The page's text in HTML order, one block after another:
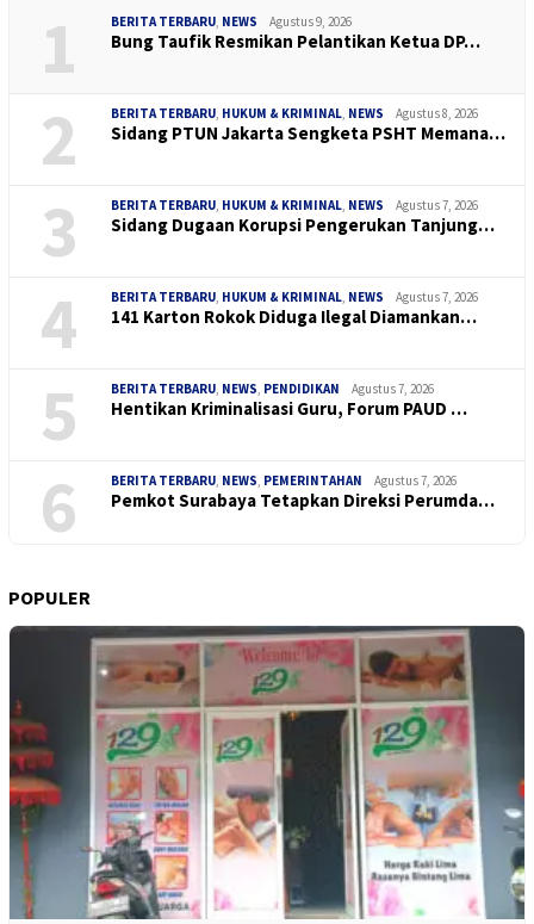
1 BERITA TERBARU NEWS Agustus 9, 2026
Bung Taufik Resmikan Pelantikan Ketua DP…
2 BERITA TERBARU HUKUM & KRIMINAL NEWS Agustus 8, 2026
Sidang PTUN Jakarta Sengketa PSHT Memana…
3 BERITA TERBARU HUKUM & KRIMINAL NEWS Agustus 7, 2026
Sidang Dugaan Korupsi Pengerukan Tanjung…
4 BERITA TERBARU HUKUM & KRIMINAL NEWS Agustus 7, 2026
141 Karton Rokok Diduga Ilegal Diamankan…
5 BERITA TERBARU NEWS PENDIDIKAN Agustus 7, 2026
Hentikan Kriminalisasi Guru, Forum PAUD …
6 BERITA TERBARU NEWS PEMERINTAHAN Agustus 7, 2026
Pemkot Surabaya Tetapkan Direksi Perumda…
POPULER